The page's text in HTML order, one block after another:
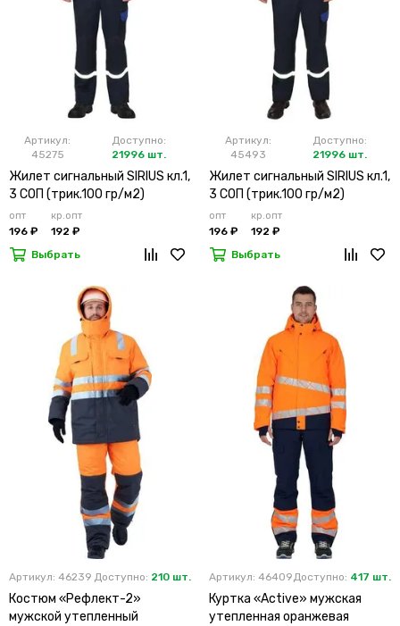
Артикул:
45275
Доступно:
21996 шт.
Жилет сигнальный SIRIUS кл.1,
3 СОП (трик.100 гр/м2)
лимонный
опт
196 ₽
кр.опт
192 ₽
Выбрать
Артикул:
45493
Доступно:
21996 шт.
Жилет сигнальный SIRIUS кл.1,
3 СОП (трик.100 гр/м2)
оранжевый
опт
196 ₽
кр.опт
192 ₽
Выбрать
Артикул: 46239 Доступно: 210 шт.
Костюм «Рефлект-2»
мужской утепленный
Артикул: 46409Доступно: 417 шт.
Куртка «Active» мужская
утепленная оранжевая